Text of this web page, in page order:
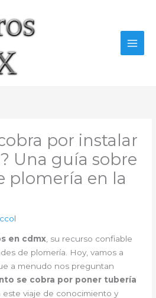
por instalar
Una guía sobre
plomería en la
en cdmx, su recurso confiable
de plomería. Hoy, vamos a
a menudo nos preguntan
se cobra por poner tubería
viaje de conocimiento y